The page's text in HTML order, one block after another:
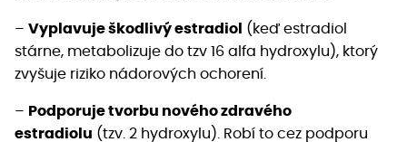
– Vyplavuje škodlivý estradiol
(keď estradiol
stárne, metabolizuje do tzv 16 alfa hydroxylu), ktorý
zvyšuje riziko nádorových ochorení.
– Podporuje tvorbu nového zdravého
estradiolu (tzv. 2 hydroxylu). Robí to cez podporu